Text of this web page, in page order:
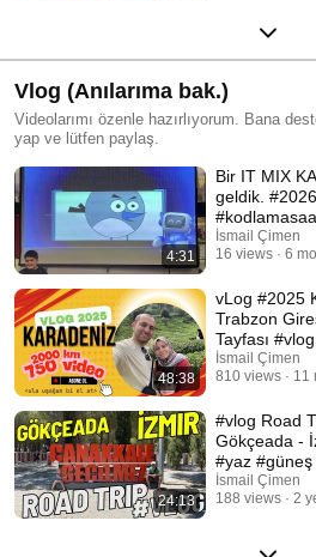
Vlog (Anılarıma bak.)
Videolarımı özenle hazırlıyorum. Bana
yap ve lütfen paylaş.
4:31
Bir IT MIX
geldik.
İsmail Çimen
16 views
6
48:38
vLog #2025
Trabzon
Tayfası
#karadeniz
İsmail Çimen
810 views
11
24:13
#vlog Road
Gökçeada -
#yaz #güneş
İsmail Çimen
188 views
2